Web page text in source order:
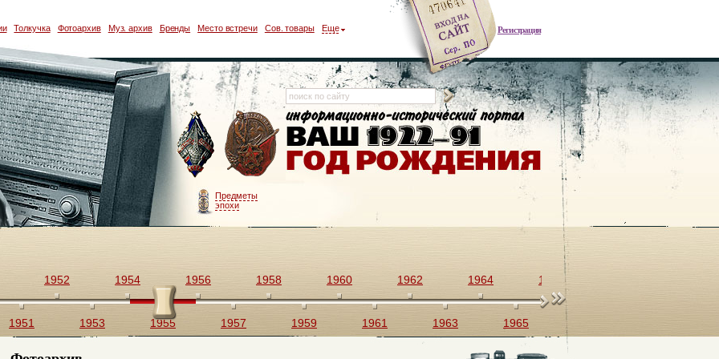
Регистрация
Толкучка Фотоархив Муз. архив Бренды Место встречи Сов. товары Еще
Предметы
эпохи
1951
1952
1953
1954
1955
1956
1957
1958
1959
1960
1961
1962
1963
1964
1965
1966